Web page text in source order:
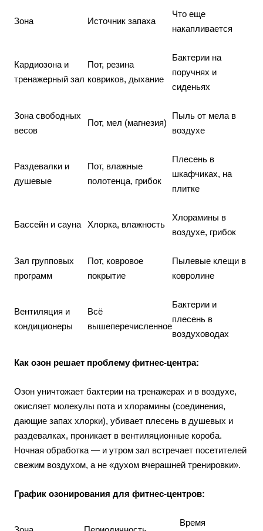
Зона Источник запаха
Что еще
накапливается
Кардиозона и
тренажерный зал
Пот, резина
ковриков, дыхание
Бактерии на
поручнях и
сиденьях
Зона свободных
весов
Пот, мел (магнезия)
Пыль от мела в
воздухе
Раздевалки и
душевые
Пот, влажные
полотенца, грибок
Плесень в
шкафчиках, на
плитке
Бассейн и сауна Хлорка, влажность
Хлорамины в
воздухе, грибок
Зал групповых
программ
Пот, ковровое
покрытие
Пылевые клещи в
ковролине
Вентиляция и
кондиционеры
Всё
вышеперечисленное
Бактерии и
плесень в
воздуховодах
Как озон решает проблему фитнес-центра:
Озон уничтожает бактерии на тренажерах и в воздухе,
окисляет молекулы пота и хлорамины (соединения,
дающие запах хлорки), убивает плесень в душевых и
раздевалках, проникает в вентиляционные короба.
Ночная обработка — и утром зал встречает посетителей
свежим воздухом, а не «духом вчерашней тренировки».
График озонирования для фитнес-центров:
Время